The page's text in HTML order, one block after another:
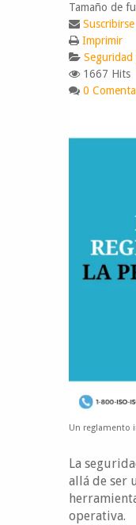
Tamaño de
Imprimir
Seguridad
1667 Hits
0
Un reglamento
La
allá de ser
operativa.